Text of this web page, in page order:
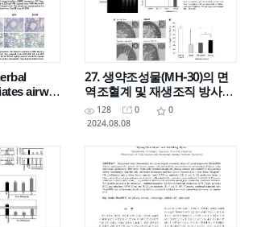
airway
by
27. 생약조성물(MH-30)의 면
역조혈계 및 재생조직 방사선
손상에 대한 방호 효과
128 0
0
2024.08.08